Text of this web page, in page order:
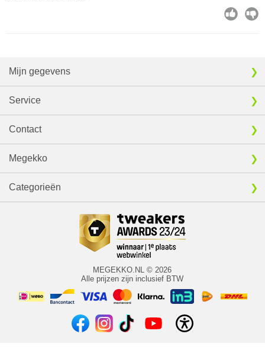
Mijn gegevens
Service
Contact
Megekko
Categorieën
MEGEKKO.NL © 2026
Alle prijzen zijn inclusief BTW